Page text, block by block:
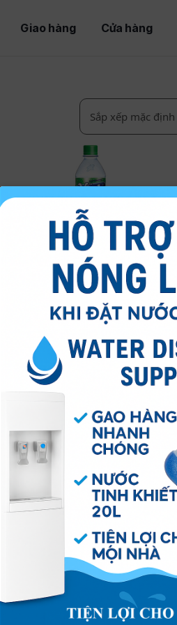
Giao hàng Cửa hàng
VĨNH HẢO
KHOÁNG CÓ
GAS 500ML
150.000 ₫
Thêm vào giỏ hàng